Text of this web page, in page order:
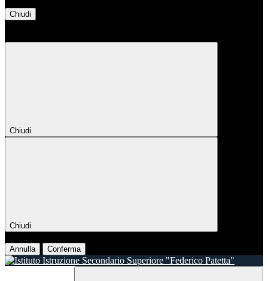
Chiudi
Chiudi
Chiudi
Annulla Conferma